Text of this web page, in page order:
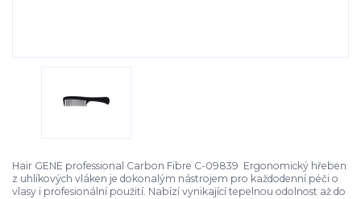
Hair GENE professional Carbon Fibre C-09839 Ergonomický hřeben
z uhlíkových vláken je dokonalým nástrojem pro každodenní péči o
vlasy i profesionální použití. Nabízí vynikající tepelnou odolnost až do